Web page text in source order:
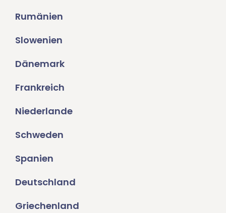
Rumänien
Slowenien
Dänemark
Frankreich
Niederlande
Schweden
Spanien
Deutschland
Griechenland